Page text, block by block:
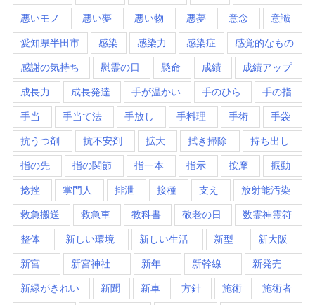
悪いモノ 悪い夢 悪い物 悪夢 意念 意識
愛知県半田市 感染 感染力 感染症 感覚的なもの
感謝の気持ち 慰霊の日 懸命 成績 成績アップ
成長力 成長発達 手が温かい 手のひら 手の指
手当 手当て法 手放し 手料理 手術 手袋
抗うつ剤 抗不安剤 拡大 拭き掃除 持ち出し
指の先 指の関節 指一本 指示 按摩 振動
捻挫 掌門人 排泄 接種 支え 放射能汚染
救急搬送 救急車 教科書 敬老の日 数霊神霊符
整体 新しい環境 新しい生活 新型 新大阪
新宮 新宮神社 新年 新幹線 新発売
新緑がきれい 新聞 新車 方針 施術 施術者